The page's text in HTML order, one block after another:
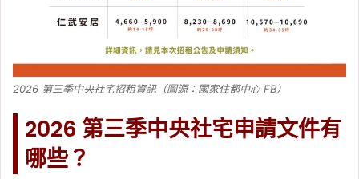
2026 第三季中央社宅招租資訊（圖源：國家住都中心 FB）
2026 第三季中央社宅申請文件有
哪些？